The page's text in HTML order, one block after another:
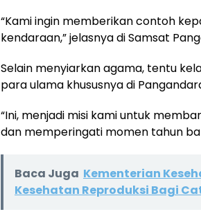
“Kami ingin memberikan contoh
kendaraan,” jelasnya di Samsat
Selain menyiarkan agama, tentu
para ulama khususnya di
“Ini, menjadi misi kami untuk
dan memperingati momen tahun
Baca Juga Kementerian
Kesehatan Reproduksi Bagi